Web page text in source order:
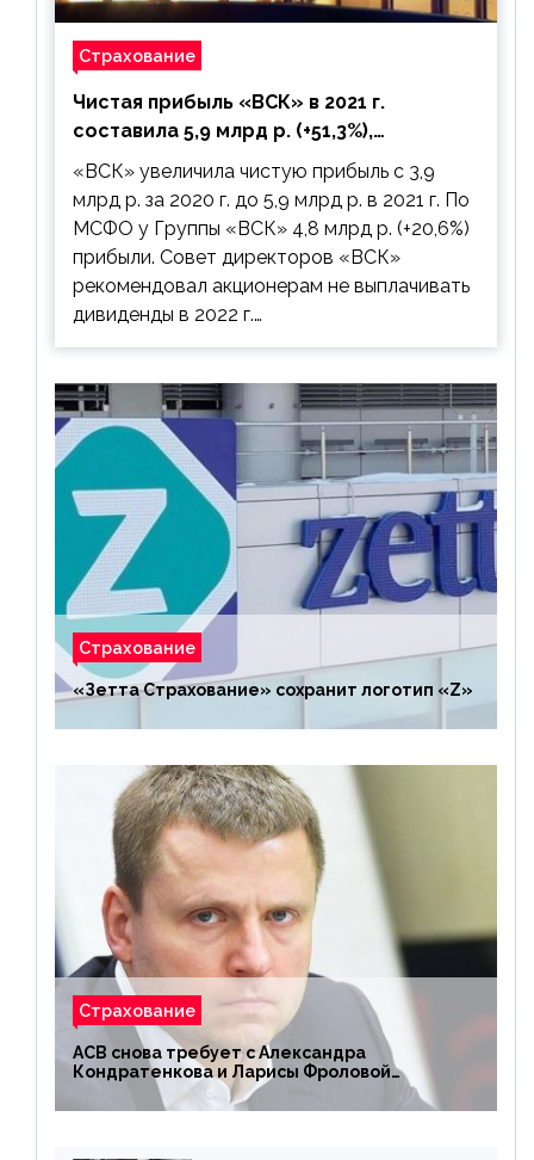
Страхование
Чистая прибыль «ВСК» в 2021 г.
составила 5,9 млрд р. (+51,3%),
дивиденды рекомендовано не
выплачивать
«ВСК» увеличила чистую прибыль с 3,9
млрд р. за 2020 г. до 5,9 млрд р. в 2021 г. По
МСФО у Группы «ВСК» 4,8 млрд р. (+20,6%)
прибыли. Совет директоров «ВСК»
рекомендовал акционерам не выплачивать
дивиденды в 2022 г.…
Страхование
«Зетта Страхование» сохранит логотип «Z»
Страхование
АСВ снова требует с Александра
Кондратенкова и Ларисы Фроловой
возмещения убытков на 1,5 млрд р.